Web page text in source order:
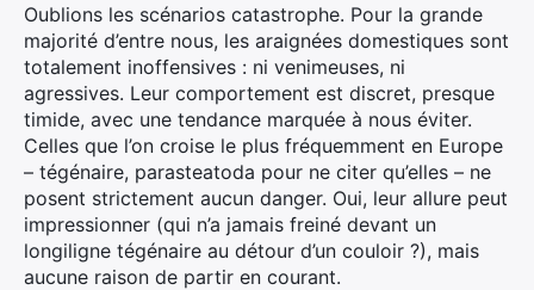
Oublions les scénarios catastrophe. Pour la grande
majorité d’entre nous, les araignées domestiques sont
totalement inoffensives : ni venimeuses, ni
agressives. Leur comportement est discret, presque
timide, avec une tendance marquée à nous éviter.
Celles que l’on croise le plus fréquemment en Europe
– tégénaire, parasteatoda pour ne citer qu’elles – ne
posent strictement aucun danger. Oui, leur allure peut
impressionner (qui n’a jamais freiné devant un
longiligne tégénaire au détour d’un couloir ?), mais
aucune raison de partir en courant.